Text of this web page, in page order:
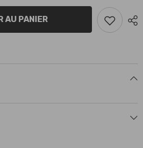
AU PANIER